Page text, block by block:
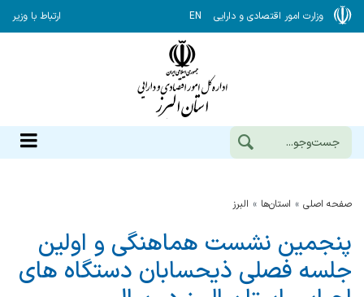
وزارت امور اقتصادی و دارایی EN ارتباط با وزیر
صفحه اصلی استان‌ها البرز
پنجمین نشست هماهنگی و اولین
جلسه فصلی ذیحسابان دستگاه های